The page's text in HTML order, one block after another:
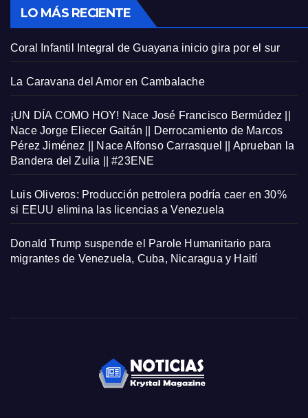
LO MÁS RECIENTE
Coral Infantil Integral de Guayana inicio gira por el sur
La Caravana del Amor en Cambalache
¡UN DÍA COMO HOY! Nace José Francisco Bermúdez ||
Nace Jorge Eliecer Gaitán || Derrocamiento de Marcos
Pérez Jiménez || Nace Alfonso Carrasquel || Aprueban la
Bandera del Zulia || #23ENE
Luis Oliveros: Producción petrolera podría caer en 30%
si EEUU elimina las licencias a Venezuela
Donald Trump suspende el Parole Humanitario para
migrantes de Venezuela, Cuba, Nicaragua y Haití